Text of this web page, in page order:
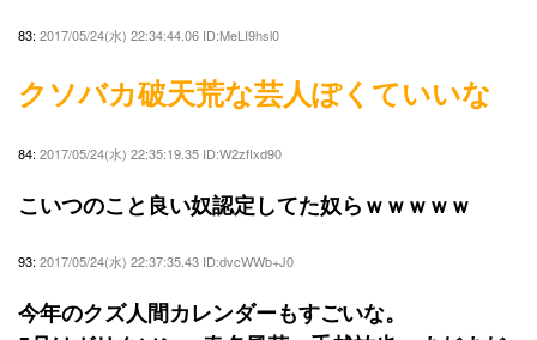
83: 2017/05/24(水) 22:34:44.06 ID:MeLI9hsl0
クソバカ破天荒な芸人ぽくていいな
84: 2017/05/24(水) 22:35:19.35 ID:W2zfIxd90
こいつのこと良い奴認定してた奴らｗｗｗｗｗ
93: 2017/05/24(水) 22:37:35.43 ID:dvcWWb+J0
今年のクズ人間カレンダーもすごいな。